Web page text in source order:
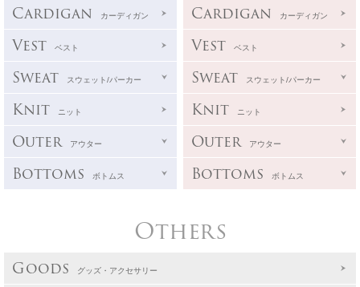
Cardigan カーディガン
Vest ベスト
Sweat スウェット/パーカー
Knit ニット
Outer アウター
Bottoms ボトムス
Cardigan カーディガン
Vest ベスト
Sweat スウェット/パーカー
Knit ニット
Outer アウター
Bottoms ボトムス
Others
Goods グッズ・アクセサリー